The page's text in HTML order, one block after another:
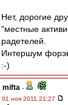
Нет, дорогие
"местные
радетелей.
Интершум
:-)
mifta -
01 ноя 2011 21:27